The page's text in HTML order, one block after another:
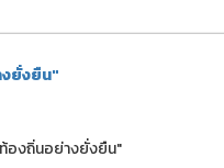
งยั่งยืน"
องถิ่นอย่างยั่งยืน"